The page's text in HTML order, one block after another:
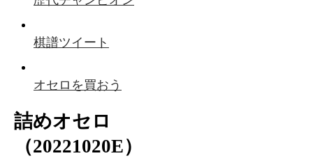
棋譜ツイート
オセロを買おう
詰めオセロ
（20221020E）